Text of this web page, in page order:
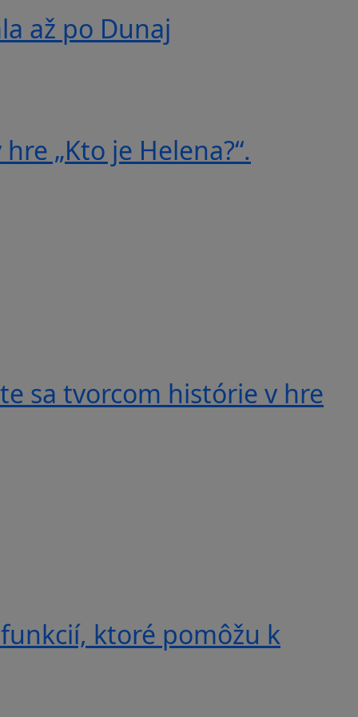
až po Dunaj
„Kto je Helena?“.
sa tvorcom histórie v hre
ktoré pomôžu k